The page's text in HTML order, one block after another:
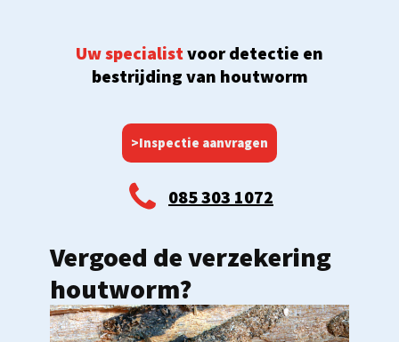
Uw specialistvoor detectie en
bestrijding van houtworm
>Inspectie aanvragen
085 303 1072
Vergoed de verzekering
houtworm?